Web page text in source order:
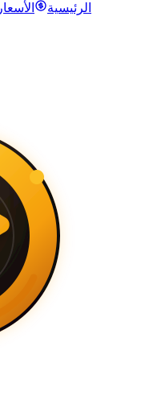
الرئيسية
الأسعار